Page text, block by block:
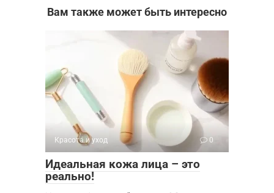
Вам также может быть интересно
Красота и уход 0
Идеальная кожа лица – это
реально!